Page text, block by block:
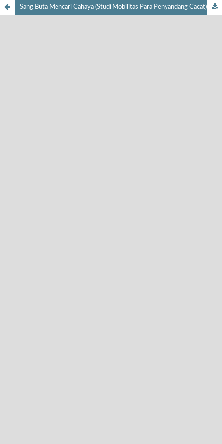
Sang Buta Mencari Cahaya (Studi Mobilitas Para Penyandang Cacat)